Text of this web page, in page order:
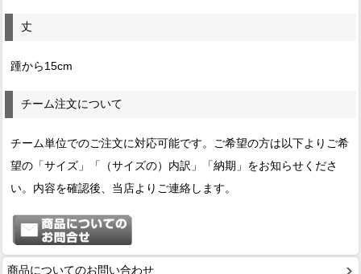
丈
踵から15cm
チーム注文について
チーム単位でのご注文に対応可能です。ご希望の方は以下よりご希
望の「サイズ」「（サイズの）内訳」「納期」をお知らせくださ
い。内容を確認後、当店よりご連絡します。
商品についてのお問い合わせ